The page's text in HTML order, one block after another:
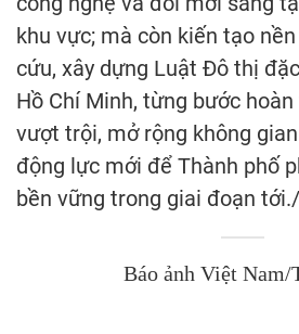
khu vực; mà còn kiến tạo
cứu, xây dựng Luật Đô thị
Hồ Chí Minh, từng bước
vượt trội, mở rộng không
động lực mới để Thành phố
bền vững trong giai đoạn
Báo ảnh Việt